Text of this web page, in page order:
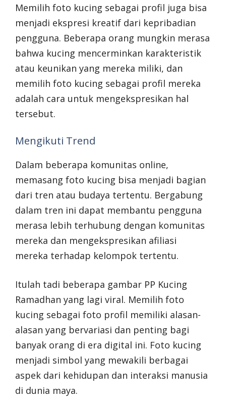
Memilih foto kucing sebagai profil juga bisa
menjadi ekspresi kreatif dari kepribadian
pengguna. Beberapa orang mungkin merasa
bahwa kucing mencerminkan karakteristik
atau keunikan yang mereka miliki, dan
memilih foto kucing sebagai profil mereka
adalah cara untuk mengekspresikan hal
tersebut.
Mengikuti Trend
Dalam beberapa komunitas online,
memasang foto kucing bisa menjadi bagian
dari tren atau budaya tertentu. Bergabung
dalam tren ini dapat membantu pengguna
merasa lebih terhubung dengan komunitas
mereka dan mengekspresikan afiliasi
mereka terhadap kelompok tertentu.
Itulah tadi beberapa gambar PP Kucing
Ramadhan yang lagi viral. Memilih foto
kucing sebagai foto profil memiliki alasan-
alasan yang bervariasi dan penting bagi
banyak orang di era digital ini. Foto kucing
menjadi simbol yang mewakili berbagai
aspek dari kehidupan dan interaksi manusia
di dunia maya.